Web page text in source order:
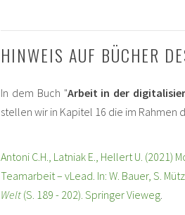
HINWEIS AUF BÜCHER
In dem Buch "Arbeit in der
stellen wir in Kapitel 16 die im Rahmen
Antoni C.H., Latniak E., Hellert U.
Teamarbeit – vLead. In: W. Bauer, S.
Welt (S. 189 - 202). Springer Vieweg